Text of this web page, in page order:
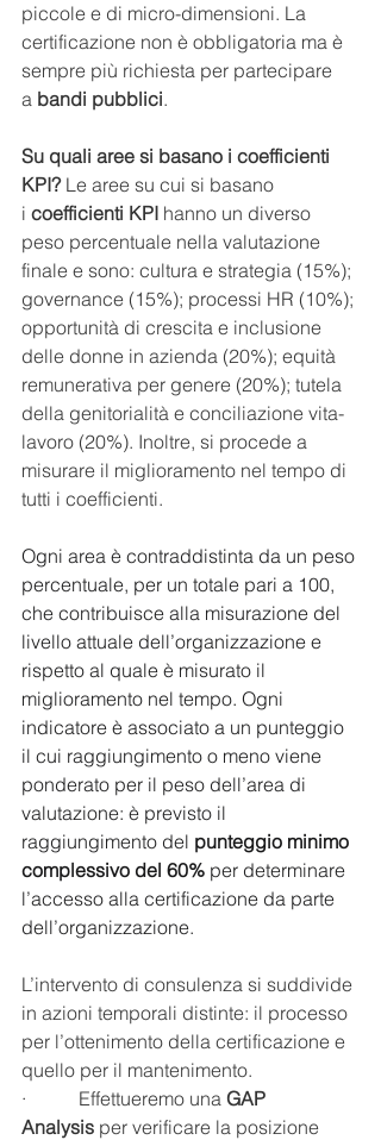
piccole e di micro-dimensioni. La
certificazione non è obbligatoria ma è
sempre più richiesta per partecipare
a bandi pubblici.
Su quali aree si basano i coefficienti
KPI? Le aree su cui si basano
i coefficienti KPI hanno un diverso
peso percentuale nella valutazione
finale e sono: cultura e strategia (15%);
governance (15%); processi HR (10%);
opportunità di crescita e inclusione
delle donne in azienda (20%); equità
remunerativa per genere (20%); tutela
della genitorialità e conciliazione vita-
lavoro (20%). Inoltre, si procede a
misurare il miglioramento nel tempo di
tutti i coefficienti.
Ogni area è contraddistinta da un peso
percentuale, per un totale pari a 100,
che contribuisce alla misurazione del
livello attuale dell’organizzazione e
rispetto al quale è misurato il
miglioramento nel tempo. Ogni
indicatore è associato a un punteggio
il cui raggiungimento o meno viene
ponderato per il peso dell’area di
valutazione: è previsto il
raggiungimento del punteggio minimo
complessivo del 60% per determinare
l’accesso alla certificazione da parte
dell’organizzazione.
L’intervento di consulenza si suddivide
in azioni temporali distinte: il processo
per l’ottenimento della certificazione e
quello per il mantenimento.
·           Effettueremo una GAP
Analysis per verificare la posizione